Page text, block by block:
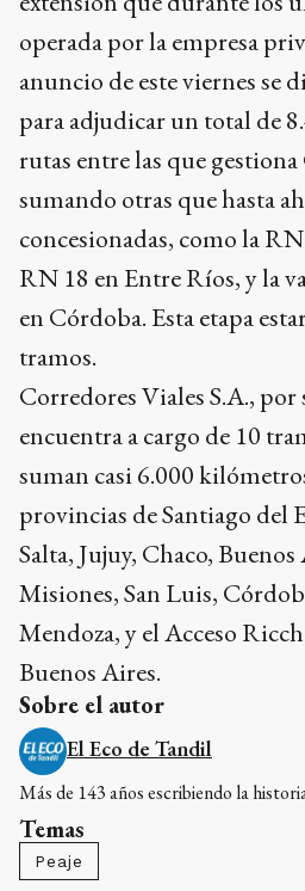
operada por la empresa
anuncio de este viernes se
para adjudicar un total de
rutas entre las que
sumando otras que hasta
concesionadas, como la
RN 18 en Entre Ríos, y la
en Córdoba. Esta etapa
tramos.
Corredores Viales S.A., por
encuentra a cargo de 10
suman casi 6.000
provincias de Santiago del
Salta, Jujuy, Chaco,
Misiones, San Luis,
Mendoza, y el Acceso
Buenos Aires.
Sobre el autor
El Eco de Tandil
Más de 143 años escribiendo la
Temas
Peaje